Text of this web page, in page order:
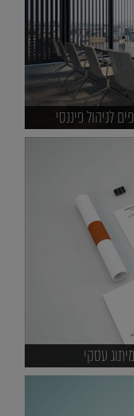
לניהול פיננסי
עסקי